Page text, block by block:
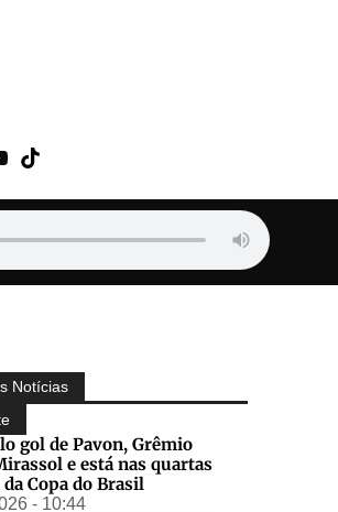
Notícias
gol de Pavon, Grêmio
e está nas quartas
Copa do Brasil
- 10:44